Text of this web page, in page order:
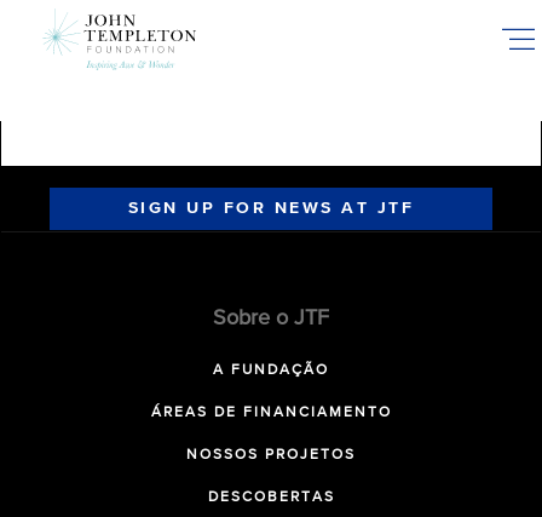
SIGN UP FOR NEWS AT JTF
Sobre o JTF
A FUNDAÇÃO
ÁREAS DE FINANCIAMENTO
NOSSOS PROJETOS
DESCOBERTAS